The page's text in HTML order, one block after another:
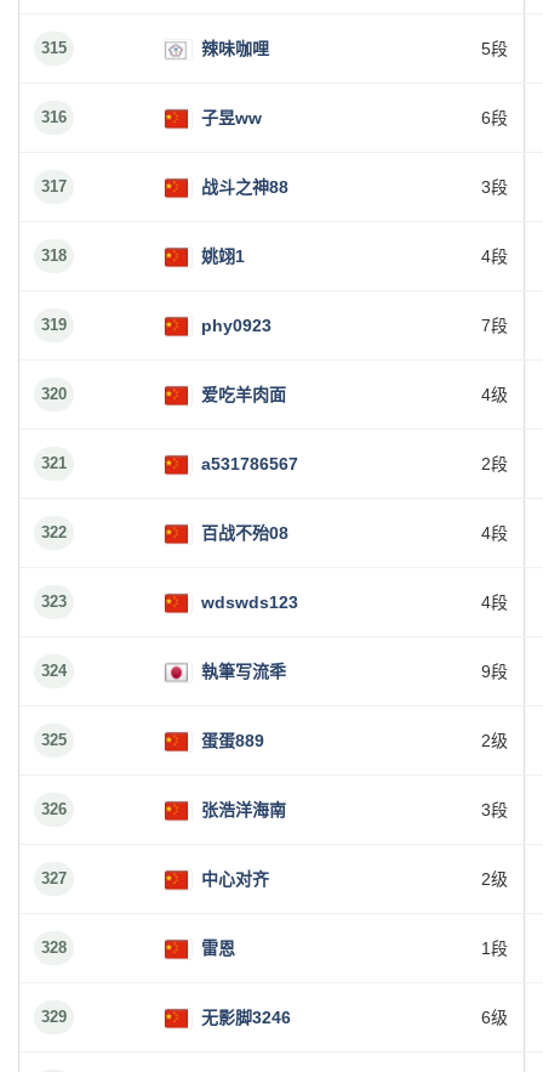
315 辣味咖哩 5段
316 子昱ww 6段
317 战斗之神88 3段
318 姚翊1 4段
319 phy0923 7段
320 爱吃羊肉面 4级
321 a531786567 2段
322 百战不殆08 4段
323 wdswds123 4段
324 執筆写流秊 9段
325 蛋蛋889 2级
326 张浩洋海南 3段
327 中心对齐 2级
328 雷恩 1段
329 无影脚3246 6级